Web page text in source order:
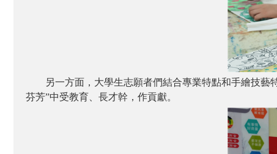
另一方面，大學生志願者們結合專業特點和手繪技
芬芳”中受教育、長才幹，作貢獻。